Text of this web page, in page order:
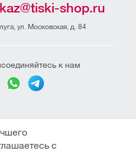
shop.ru
ул. Московская, д. 84
к нам
с